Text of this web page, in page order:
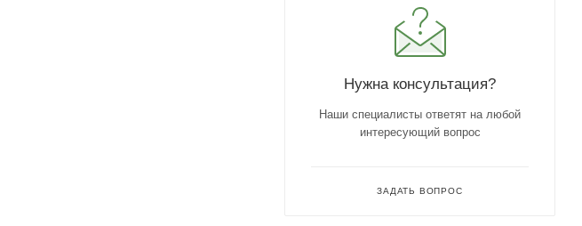
Нужна консультация?
Наши специалисты ответят на любой
интересующий вопрос
ЗАДАТЬ ВОПРОС